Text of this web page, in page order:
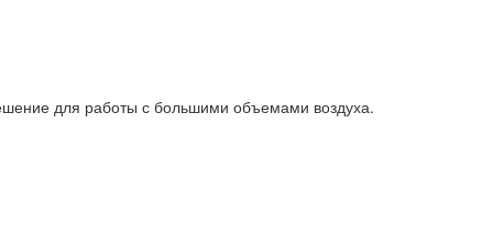
для работы с большими объемами воздуха.